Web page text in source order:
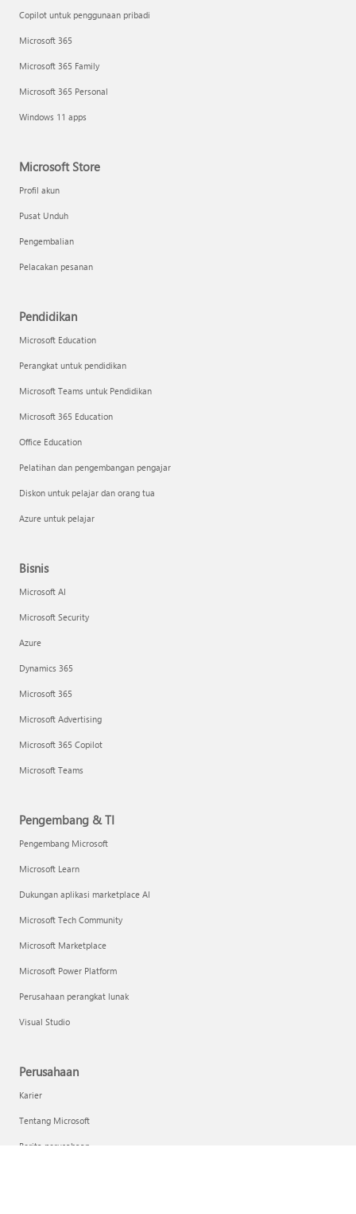
Copilot untuk penggunaan pribadi
Microsoft 365
Microsoft 365 Family
Microsoft 365 Personal
Windows 11 apps
Microsoft Store
Profil akun
Pusat Unduh
Pengembalian
Pelacakan pesanan
Pendidikan
Microsoft Education
Perangkat untuk pendidikan
Microsoft Teams untuk Pendidikan
Microsoft 365 Education
Office Education
Pelatihan dan pengembangan pengajar
Diskon untuk pelajar dan orang tua
Azure untuk pelajar
Bisnis
Microsoft AI
Microsoft Security
Azure
Dynamics 365
Microsoft 365
Microsoft Advertising
Microsoft 365 Copilot
Microsoft Teams
Pengembang & TI
Pengembang Microsoft
Microsoft Learn
Dukungan aplikasi marketplace AI
Microsoft Tech Community
Microsoft Marketplace
Microsoft Power Platform
Perusahaan perangkat lunak
Visual Studio
Perusahaan
Karier
Tentang Microsoft
Berita perusahaan